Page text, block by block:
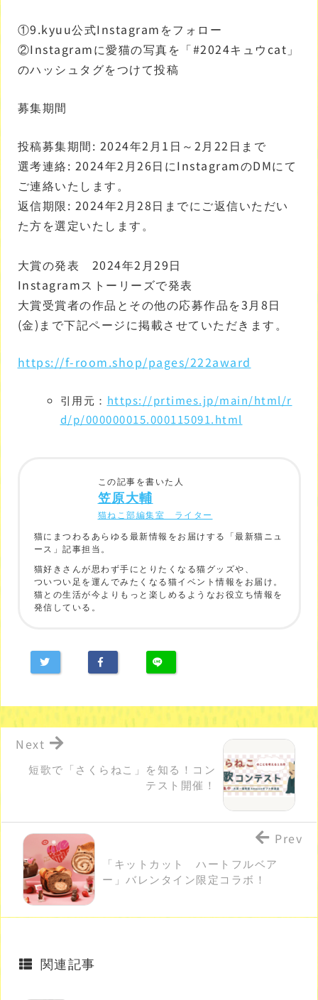
①9.kyuu公式Instagramをフォロー
②Instagramに愛猫の写真を「#2024キュウcat」
のハッシュタグをつけて投稿
募集期間
投稿募集期間: 2024年2月1日～2月22日まで
選考連絡: 2024年2月26日にInstagramのDMにて
ご連絡いたします。
返信期限: 2024年2月28日までにご返信いただい
た方を選定いたします。
大賞の発表 2024年2月29日
Instagramストーリーズで発表
大賞受賞者の作品とその他の応募作品を3月8日
(金)まで下記ページに掲載させていただきます。
https://f-room.shop/pages/222award
引用元： https://prtimes.jp/main/html/r
d/p/000000015.000115091.html
この記事を書いた人
笠原大輔
猫ねこ部編集室 ライター
猫にまつわるあらゆる最新情報をお届けする「最新猫ニュ
ース」記事担当。
猫好きさんが思わず手にとりたくなる猫グッズや、
ついつい足を運んでみたくなる猫イベント情報をお届け。
猫との生活が今よりもっと楽しめるようなお役立ち情報を
発信している。
短歌で「さくらねこ」を知る！コン
テスト開催！
Next
「キットカット ハートフルベア
ー」バレンタイン限定コラボ！
Prev
関連記事